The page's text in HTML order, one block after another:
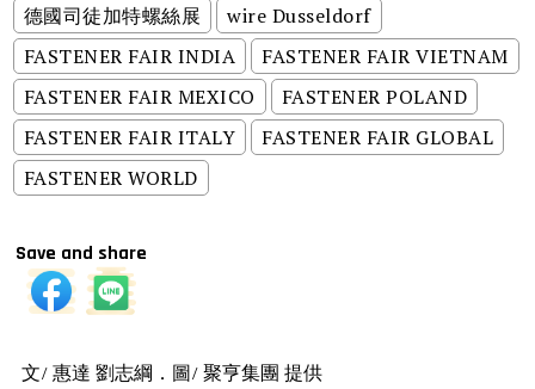
德國司徒加特螺絲展
wire Dusseldorf
FASTENER FAIR INDIA
FASTENER FAIR VIETNAM
FASTENER FAIR MEXICO
FASTENER POLAND
FASTENER FAIR ITALY
FASTENER FAIR GLOBAL
FASTENER WORLD
Save and share
文/ 惠達 劉志綱．圖/ 聚亨集團 提供